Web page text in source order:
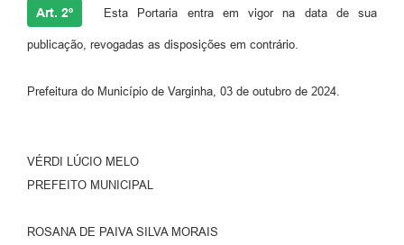
Art. 2º Esta Portaria entra em vigor na data de sua
publicação, revogadas as disposições em contrário.
Prefeitura do Município de Varginha, 03 de outubro de 2024.
VÉRDI LÚCIO MELO
PREFEITO MUNICIPAL
ROSANA DE PAIVA SILVA MORAIS